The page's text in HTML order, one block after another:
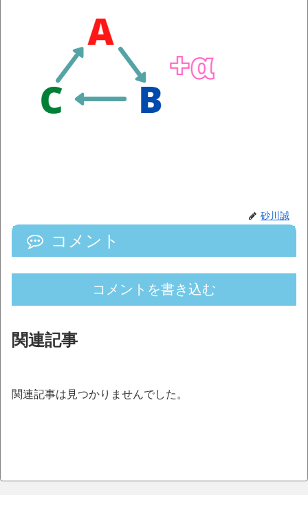
砂川誠
コメント
コメントを書き込む
関連記事
関連記事は見つかりませんでした。